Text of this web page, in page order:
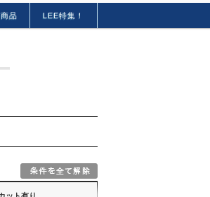
会員特典のご案内
お問合せ
新規会員登録
品 LEE特集！